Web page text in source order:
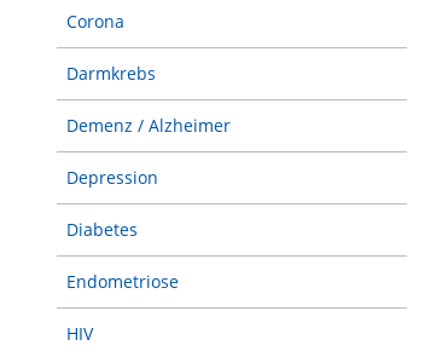
Corona
Darmkrebs
Demenz / Alzheimer
Depression
Diabetes
Endometriose
HIV